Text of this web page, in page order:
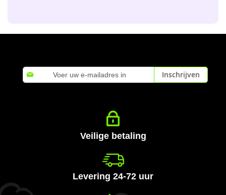
Abonneer
u
Inschrijven
Veilige betaling
Levering 24-72 uur